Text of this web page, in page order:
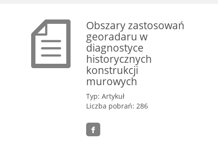
Obszary zastosowań
georadaru w
diagnostyce
historycznych
konstrukcji
murowych
Typ: Artykuł
Liczba pobrań: 286